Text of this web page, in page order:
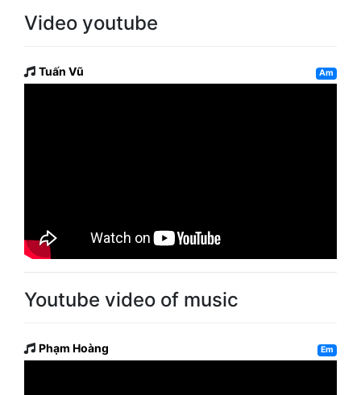
Video youtube
Tuấn Vũ Am
Youtube video of music
Phạm Hoàng Em